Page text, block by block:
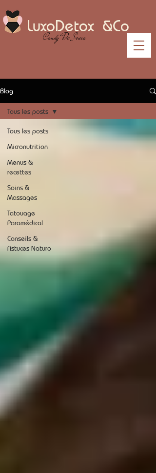
Candy De Sousa
LuxoDetox &Co
Blog
Tous les posts
Micronutrition
Menus &
recettes
Soins &
Massages
Tatouage
Paramédical
Conseils &
Astuces Naturo
Tous les posts